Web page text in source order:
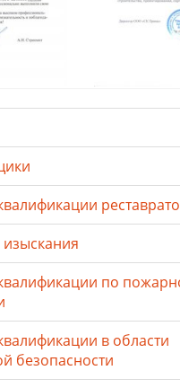
по
в области
безопасности